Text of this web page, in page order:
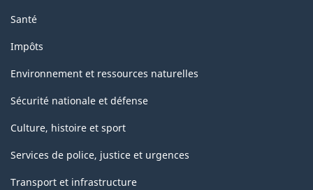
Santé
Impôts
Environnement et ressources naturelles
Sécurité nationale et défense
Culture, histoire et sport
Services de police, justice et urgences
Transport et infrastructure